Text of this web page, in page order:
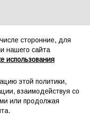
сторонние, для
нашего сайта
использования
этой политики,
взаимодействуя со
или продолжая